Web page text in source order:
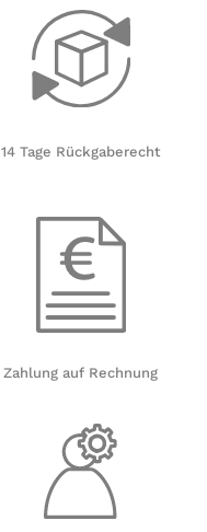
14 Tage Rückgaberecht
Zahlung auf Rechnung